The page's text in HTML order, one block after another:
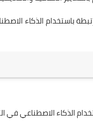
باستخدام الذكاء
الذكاء الاصطناعي في